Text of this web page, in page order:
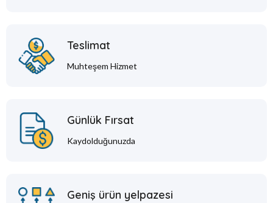
Teslimat
Muhteşem Hizmet
Günlük Fırsat
Kaydolduğunuzda
Geniş ürün yelpazesi